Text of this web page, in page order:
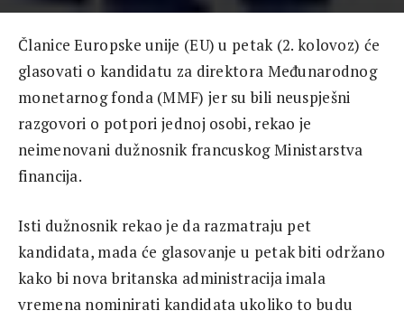
Članice Europske unije (EU) u petak (2. kolovoz) će
glasovati o kandidatu za direktora Međunarodnog
monetarnog fonda (MMF) jer su bili neuspješni
razgovori o potpori jednoj osobi, rekao je
neimenovani dužnosnik francuskog Ministarstva
financija.
Isti dužnosnik rekao je da razmatraju pet
kandidata, mada će glasovanje u petak biti održano
kako bi nova britanska administracija imala
vremena nominirati kandidata ukoliko to budu